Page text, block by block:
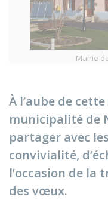
Mairie
À l’aube de
municipalité de
partager avec
convivialité,
l’occasion de
des vœux.